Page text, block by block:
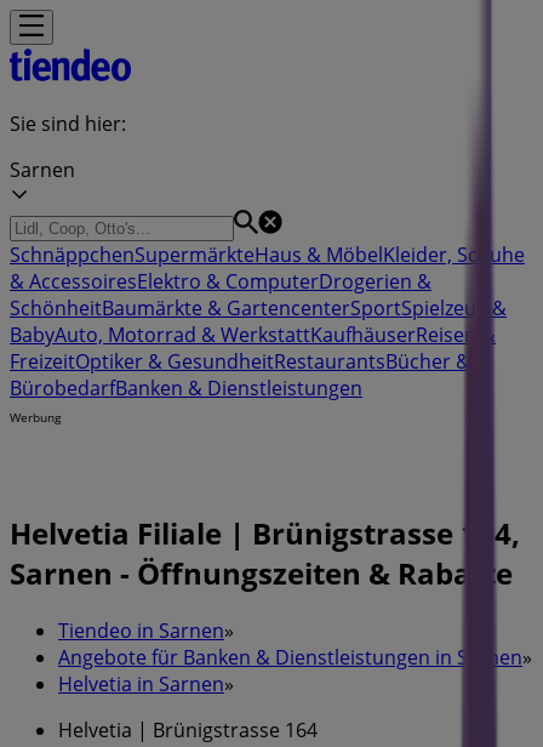
Sie sind hier:
Sarnen
SchnäppchenSupermärkteHaus & MöbelKleider, Schuhe
& AccessoiresElektro & ComputerDrogerien &
SchönheitBaumärkte & GartencenterSportSpielzeug &
BabyAuto, Motorrad & WerkstattKaufhäuserReisen &
FreizeitOptiker & GesundheitRestaurantsBücher &
BürobedarfBanken & Dienstleistungen
Werbung
Helvetia Filiale | Brünigstrasse 164,
Sarnen - Öffnungszeiten & Rabatte
Tiendeo in Sarnen»
Angebote für Banken & Dienstleistungen in Sarnen»
Helvetia in Sarnen»
Helvetia | Brünigstrasse 164